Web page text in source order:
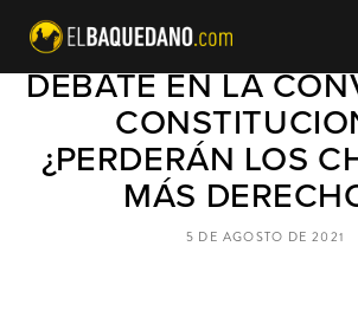
LA PROPIEDAD
DEBATE EN LA
¿PERDERÁN LOS
MÁS
5 DE AGOSTO DE 2021